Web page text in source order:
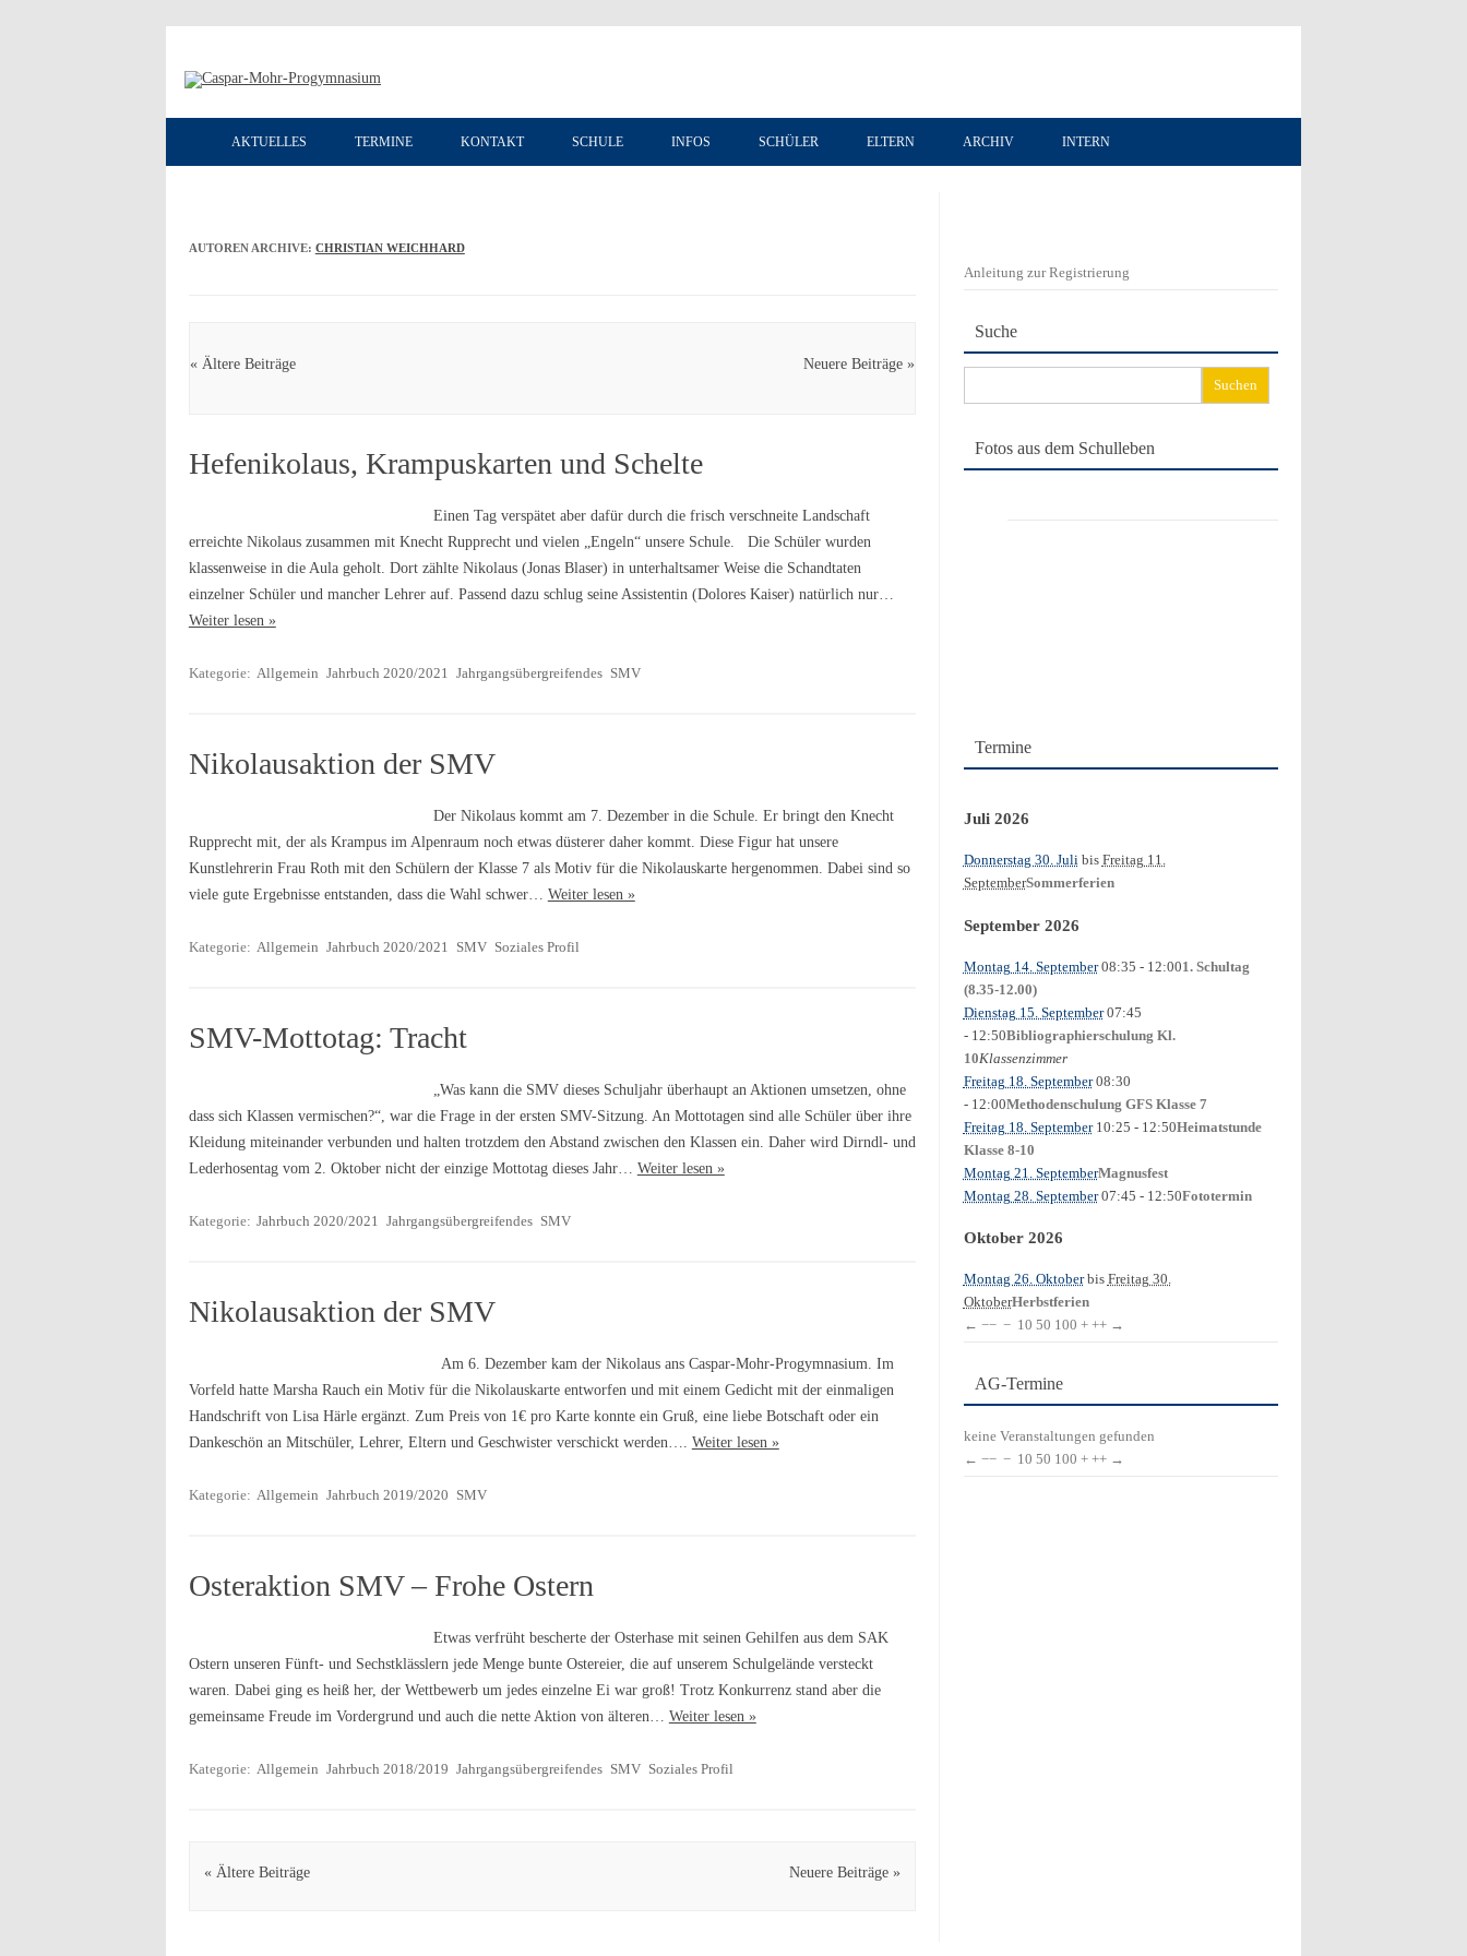
AKTUELLES TERMINE KONTAKT SCHULE INFOS SCHÜLER ELTERN ARCHIV INTERN
AUTOREN ARCHIVE: CHRISTIAN WEICHHARD
Artikel Navigation
« Ältere Beiträge Neuere Beiträge »
Hefenikolaus, Krampuskarten und Schelte
Einen Tag verspätet aber dafür durch die frisch verschneite Landschaft
erreichte Nikolaus zusammen mit Knecht Rupprecht und vielen „Engeln“ unsere Schule. Die Schüler wurden
klassenweise in die Aula geholt. Dort zählte Nikolaus (Jonas Blaser) in unterhaltsamer Weise die Schandtaten
einzelner Schüler und mancher Lehrer auf. Passend dazu schlug seine Assistentin (Dolores Kaiser) natürlich nur…
Weiter lesen »
Kategorie: Allgemein Jahrbuch 2020/2021 Jahrgangsübergreifendes SMV
Nikolausaktion der SMV
Der Nikolaus kommt am 7. Dezember in die Schule. Er bringt den Knecht
Rupprecht mit, der als Krampus im Alpenraum noch etwas düsterer daher kommt. Diese Figur hat unsere
Kunstlehrerin Frau Roth mit den Schülern der Klasse 7 als Motiv für die Nikolauskarte hergenommen. Dabei sind so
viele gute Ergebnisse entstanden, dass die Wahl schwer… Weiter lesen »
Kategorie: Allgemein Jahrbuch 2020/2021 SMV Soziales Profil
SMV-Mottotag: Tracht
„Was kann die SMV dieses Schuljahr überhaupt an Aktionen umsetzen, ohne
dass sich Klassen vermischen?“, war die Frage in der ersten SMV-Sitzung. An Mottotagen sind alle Schüler über ihre
Kleidung miteinander verbunden und halten trotzdem den Abstand zwischen den Klassen ein. Daher wird Dirndl- und
Lederhosentag vom 2. Oktober nicht der einzige Mottotag dieses Jahr… Weiter lesen »
Kategorie: Jahrbuch 2020/2021 Jahrgangsübergreifendes SMV
Nikolausaktion der SMV
Am 6. Dezember kam der Nikolaus ans Caspar-Mohr-Progymnasium. Im
Vorfeld hatte Marsha Rauch ein Motiv für die Nikolauskarte entworfen und mit einem Gedicht mit der einmaligen
Handschrift von Lisa Härle ergänzt. Zum Preis von 1€ pro Karte konnte ein Gruß, eine liebe Botschaft oder ein
Dankeschön an Mitschüler, Lehrer, Eltern und Geschwister verschickt werden…. Weiter lesen »
Kategorie: Allgemein Jahrbuch 2019/2020 SMV
Osteraktion SMV – Frohe Ostern
Etwas verfrüht bescherte der Osterhase mit seinen Gehilfen aus dem SAK
Ostern unseren Fünft- und Sechstklässlern jede Menge bunte Ostereier, die auf unserem Schulgelände versteckt
waren. Dabei ging es heiß her, der Wettbewerb um jedes einzelne Ei war groß! Trotz Konkurrenz stand aber die
gemeinsame Freude im Vordergrund und auch die nette Aktion von älteren… Weiter lesen »
Kategorie: Allgemein Jahrbuch 2018/2019 Jahrgangsübergreifendes SMV Soziales Profil
Artikel Navigation
« Ältere Beiträge Neuere Beiträge »
Anleitung zur Registrierung
Suche
nach:
Fotos aus dem Schulleben
Termine
Juli 2026
Donnerstag 30. Julibis Freitag 11.
SeptemberSommerferien
September 2026
Montag 14. September08:35 - 12:001. Schultag
(8.35-12.00)
Dienstag 15. September07:45
- 12:50Bibliographierschulung Kl.
10Klassenzimmer
Freitag 18. September08:30
- 12:00Methodenschulung GFS Klasse 7
Freitag 18. September10:25 - 12:50Heimatstunde
Klasse 8-10
Montag 21. SeptemberMagnusfest
Montag 28. September07:45 - 12:50Fototermin
Oktober 2026
Montag 26. Oktoberbis Freitag 30.
OktoberHerbstferien
← −− − 10 50 100 + ++ →
AG-Termine
keine Veranstaltungen gefunden
← −− − 10 50 100 + ++ →